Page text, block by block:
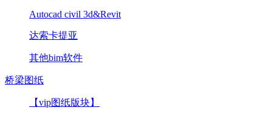
Autocad civil 3d&Revit
达索卡提亚
其他bim软件
桥梁图纸
【vip图纸版块】